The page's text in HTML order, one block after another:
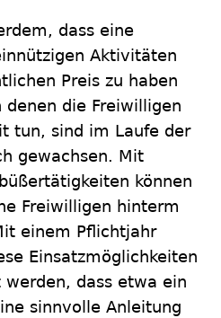
dass eine
Aktivitäten
Preis zu haben
die Freiwilligen
tun, sind im Laufe der
gewachsen. Mit
können
Freiwilligen hinterm
einem Pflichtjahr
Einsatzmöglichkeiten
werden, dass etwa ein
sinnvolle Anleitung